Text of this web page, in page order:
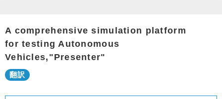
A comprehensive simulation platform
for testing Autonomous
Vehicles,"Presenter"